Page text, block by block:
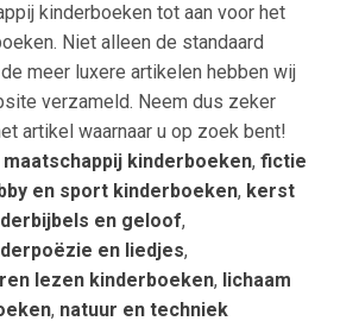
kinderboeken tot aan voor het
Niet alleen de standaard
meer luxere artikelen hebben wij
verzameld. Neem dus zeker
artikel waarnaar u op zoek bent!
kinderboeken, fictie
en sport kinderboeken, kerst
en geloof,
en liedjes,
lezen kinderboeken, lichaam
, natuur en techniek